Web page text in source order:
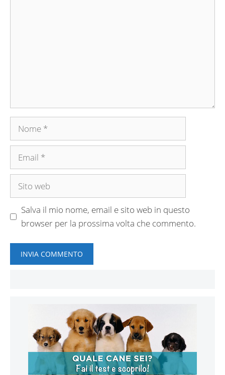
Nome
Email
Sito
Salva il mio nome, email e sito web in questo
browser per la prossima volta che commento.